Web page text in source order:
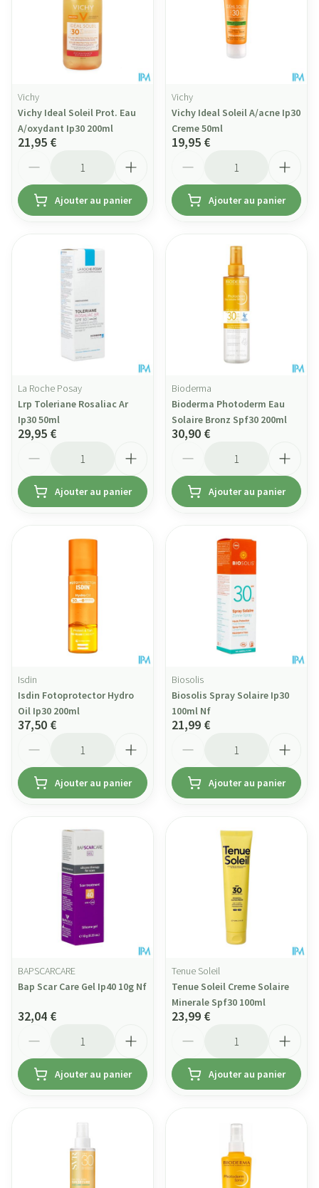
Vichy
Vichy Ideal Soleil Prot. Eau
A/oxydant Ip30 200ml
21,95 €
Ajouter au panier
Vichy
Vichy Ideal Soleil A/acne Ip30
Creme 50ml
19,95 €
Ajouter au panier
La Roche Posay
Lrp Toleriane Rosaliac Ar
Ip30 50ml
29,95 €
Ajouter au panier
Bioderma
Bioderma Photoderm Eau
Solaire Bronz Spf30 200ml
30,90 €
Ajouter au panier
Isdin
Isdin Fotoprotector Hydro
Oil Ip30 200ml
37,50 €
Ajouter au panier
Biosolis
Biosolis Spray Solaire Ip30
100ml Nf
21,99 €
Ajouter au panier
BAPSCARCARE
Bap Scar Care Gel Ip40 10g Nf
32,04 €
Ajouter au panier
Tenue Soleil
Tenue Soleil Creme Solaire
Minerale Spf30 100ml
23,99 €
Ajouter au panier